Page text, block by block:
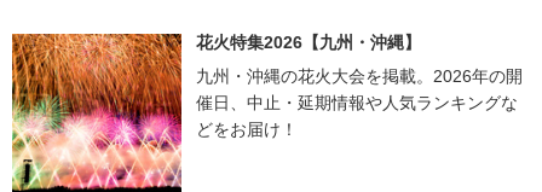
花火特集2026【九州・沖縄】
九州・沖縄の花火大会を掲載。2026年の開
催日、中止・延期情報や人気ランキングな
どをお届け！